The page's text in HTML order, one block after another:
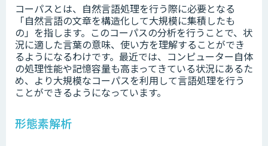
コーパスとは、自然言語処理を行う際に必要となる
「自然言語の文章を構造化して大規模に集積したも
の」を指します。このコーパスの分析を行うことで、状
況に適した言葉の意味、使い方を理解することができ
るようになるわけです。最近では、コンピューター自体
の処理性能や記憶容量も高まってきている状況にあるた
め、より大規模なコーパスを利用して言語処理を行う
ことができるようになっています。
形態素解析